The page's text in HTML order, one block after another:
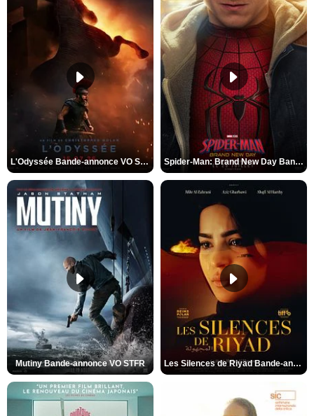
L'Odyssée Bande-annonce VO STFR Spider-Man: Brand New Day Bande-annonce VO STFR
Mutiny Bande-annonce VO STFR Les Silences de Riyad Bande-annonce VO STFR